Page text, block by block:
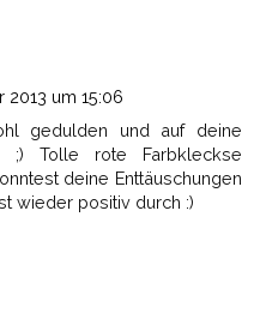
um 15:06
gedulden und auf deine
;) Tolle rote Farbkleckse
deine Enttäuschungen
wieder positiv durch :)